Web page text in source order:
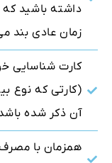
داشته باشید که
زمان عادی بند
کارت شناسایی
(کارتی که نوع
آن ذکر شده
همزمان با